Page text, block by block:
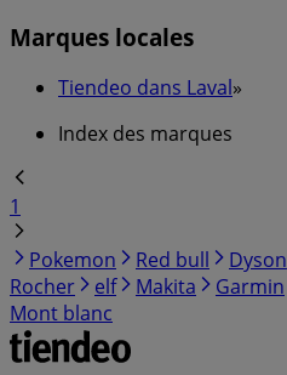
Marques locales
Tiendeo dans Laval»
Index des marques
1
Pokemon
Red bull Dyson
Rocher
elf Makita Garmin
Mont blanc